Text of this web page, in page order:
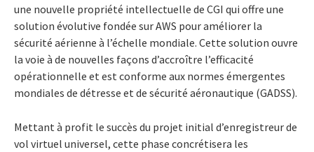
une nouvelle propriété intellectuelle de CGI qui offre une
solution évolutive fondée sur AWS pour améliorer la
sécurité aérienne à l’échelle mondiale. Cette solution ouvre
la voie à de nouvelles façons d’accroître l’efficacité
opérationnelle et est conforme aux normes émergentes
mondiales de détresse et de sécurité aéronautique (GADSS).
Mettant à profit le succès du projet initial d’enregistreur de
vol virtuel universel, cette phase concrétisera les